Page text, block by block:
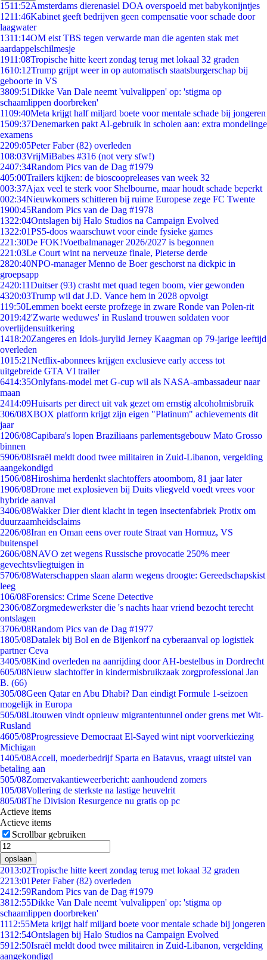
1511:52Amsterdams dierenasiel DOA overspoeld met babykonijntjes
1211:46Kabinet geeft bedrijven geen compensatie voor schade door
laagwater
1311:14OM eist TBS tegen verwarde man die agenten stak met
aardappelschilmesje
1911:08Tropische hitte keert zondag terug met lokaal 32 graden
1610:12Trump grijpt weer in op automatisch staatsburgerschap bij
geboorte in VS
3809:51Dikke Van Dale neemt 'vulvalippen' op: 'stigma op
schaamlippen doorbreken'
1109:40Meta krijgt half miljard boete voor mentale schade bij jongeren
1509:37Denemarken pakt AI-gebruik in scholen aan: extra mondelinge
examens
2209:05Peter Faber (82) overleden
108:03VrijMiBabes #316 (not very sfw!)
2407:34Random Pics van de Dag #1979
405:00Trailers kijken: de bioscoopreleases van week 32
003:37Ajax veel te sterk voor Shelbourne, maar houdt schade beperkt
002:34Nieuwkomers schitteren bij ruime Europese zege FC Twente
1900:45Random Pics van de Dag #1978
1322:04Ontslagen bij Halo Studios na Campaign Evolved
1322:01PS5-doos waarschuwt voor einde fysieke games
221:30De FOK!Voetbalmanager 2026/2027 is begonnen
221:03Le Court wint na nerveuze finale, Pieterse derde
2820:40NPO-manager Menno de Boer geschorst na dickpic in
groepsapp
2420:11Duitser (93) crasht met quad tegen boom, vier gewonden
4320:03Trump wil dat J.D. Vance hem in 2028 opvolgt
119:50Lemmen boekt eerste profzege in zware Ronde van Polen-rit
2019:42'Zwarte weduwes' in Rusland trouwen soldaten voor
overlijdensuitkering
1418:20Zangeres en Idols-jurylid Jerney Kaagman op 79-jarige leeftijd
overleden
1015:21Netflix-abonnees krijgen exclusieve early access tot
uitgebreide GTA VI trailer
6414:35Onlyfans-model met G-cup wil als NASA-ambassadeur naar
maan
2414:09Huisarts per direct uit vak gezet om ernstig alcoholmisbruik
306/08XBOX platform krijgt zijn eigen "Platinum" achievements dit
jaar
1206/08Capibara's lopen Braziliaans parlementsgebouw Mato Grosso
binnen
5906/08Israël meldt dood twee militairen in Zuid-Libanon, vergelding
aangekondigd
1506/08Hiroshima herdenkt slachtoffers atoombom, 81 jaar later
1906/08Drone met explosieven bij Duits vliegveld voedt vrees voor
hybride aanval
3406/08Wakker Dier dient klacht in tegen insectenfabriek Protix om
duurzaamheidsclaims
2206/08Iran en Oman eens over route Straat van Hormuz, VS
buitenspel
2606/08NAVO zet wegens Russische provocatie 250% meer
gevechtsvliegtuigen in
5706/08Waterschappen slaan alarm wegens droogte: Gereedschapskist
leeg
106/08Forensics: Crime Scene Detective
2306/08Zorgmedewerkster die 's nachts haar vriend bezocht terecht
ontslagen
3706/08Random Pics van de Dag #1977
1805/08Datalek bij Bol en de Bijenkorf na cyberaanval op logistiek
partner Ceva
3405/08Kind overleden na aanrijding door AH-bestelbus in Dordrecht
605/08Nieuw slachtoffer in kindermisbruikzaak zorgprofessional Jan
B. (66)
305/08Geen Qatar en Abu Dhabi? Dan eindigt Formule 1-seizoen
mogelijk in Europa
505/08Litouwen vindt opnieuw migrantentunnel onder grens met Wit-
Rusland
4605/08Progressieve Democraat El-Sayed wint nipt voorverkiezing
Michigan
1405/08Accell, moederbedrijf Sparta en Batavus, vraagt uitstel van
betaling aan
505/08Zomervakantieweerbericht: aanhoudend zomers
105/08Vollering de sterkste na lastige heuvelrit
805/08The Division Resurgence nu gratis op pc
Actieve items
Actieve items
Scrollbar gebruiken
opslaan
2013:02Tropische hitte keert zondag terug met lokaal 32 graden
2213:01Peter Faber (82) overleden
2412:59Random Pics van de Dag #1979
3812:55Dikke Van Dale neemt 'vulvalippen' op: 'stigma op
schaamlippen doorbreken'
1112:55Meta krijgt half miljard boete voor mentale schade bij jongeren
1312:54Ontslagen bij Halo Studios na Campaign Evolved
5912:50Israël meldt dood twee militairen in Zuid-Libanon, vergelding
aangekondigd